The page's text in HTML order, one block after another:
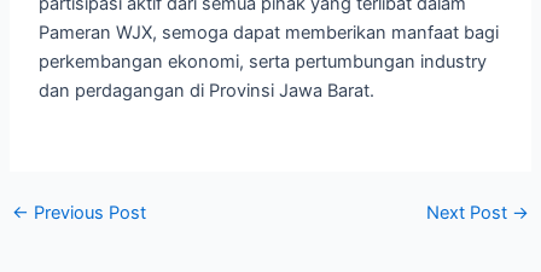
Pameran WJX, semoga dapat memberikan manfaat bagi
perkembangan ekonomi, serta pertumbungan industry
dan perdagangan di Provinsi Jawa Barat.
← Previous Post Next Post →